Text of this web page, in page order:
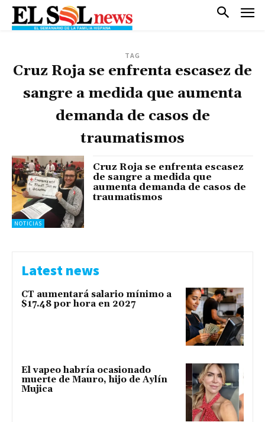
TAG
Cruz Roja se enfrenta escasez de
sangre a medida que aumenta
demanda de casos de
traumatismos
NOTICIAS
Cruz Roja se enfrenta escasez
de sangre a medida que
aumenta demanda de casos de
traumatismos
Latest news
CT aumentará salario mínimo a
$17.48 por hora en 2027
El vapeo habría ocasionado
muerte de Mauro, hijo de Aylín
Mujica